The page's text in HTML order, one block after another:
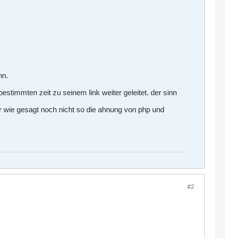
zeit zu seinem link weiter geleitet. der sinn
gesagt noch nicht so die ahnung von php und
#2